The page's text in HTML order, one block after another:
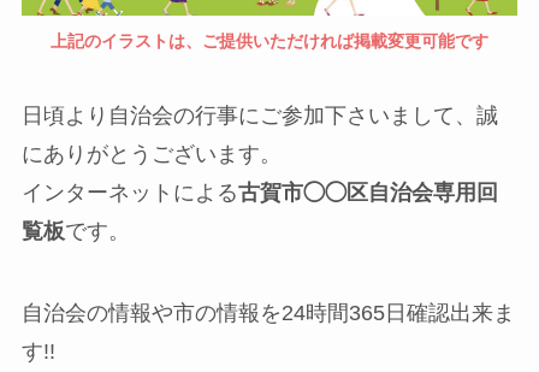
上記のイラストは、ご提供いただければ掲載変更可能です
日頃より自治会の行事にご参加下さいまして、誠
にありがとうございます。
インターネットによる古賀市◯◯区自治会専用回
覧板です。
自治会の情報や市の情報を24時間365日確認出来ま
す!!